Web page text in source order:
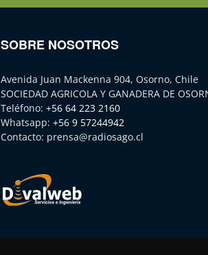
SOBRE NOSOTROS
Avenida Juan Mackenna 904, Osorno, Chile
SOCIEDAD AGRICOLA Y GANADERA DE
Teléfono: +56 64 223 2160
Whatsapp: +56 9 57244942
Contacto: prensa@radiosago.cl